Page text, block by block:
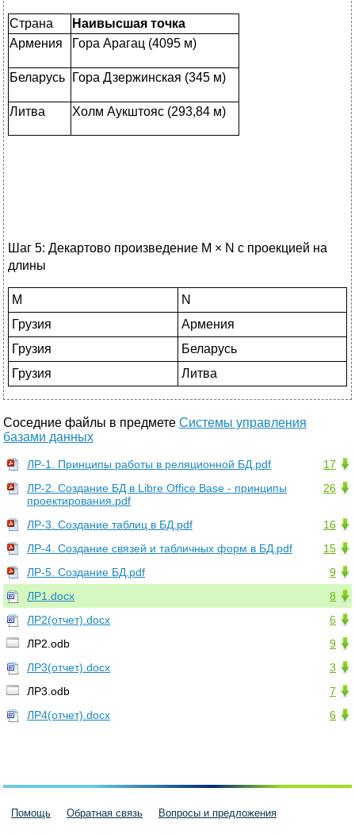
Страна Наивысшая точка
Армения
Гора Арагац (4095 м)
Беларусь Гора Дзержинская (345 м)
Литва Холм Аукштояс (293,84 м)
Шаг 5: Декартово произведение M × N с проекцией на
длины
M
N
Грузия
Армения
Грузия
Беларусь
Грузия
Литва
Соседние файлы в предмете Системы управления
базами данных
17
ЛР-1. Принципы работы в реляционной БД.pdf
26
ЛР-2. Cоздание БД в Libre Office Base - принципы
проектирования.pdf
16
ЛР-3. Cоздание таблиц в БД.pdf
15
ЛР-4. Cоздание связей и табличных форм в БД.pdf
9
ЛР-5. Cоздание БД.pdf
8
ЛР1.docx
6
ЛР2(отчет).docx
9
ЛР2.odb
3
ЛР3(отчет).docx
7
ЛР3.odb
6
ЛР4(отчет).docx
Помощь Обратная связь Вопросы и предложения